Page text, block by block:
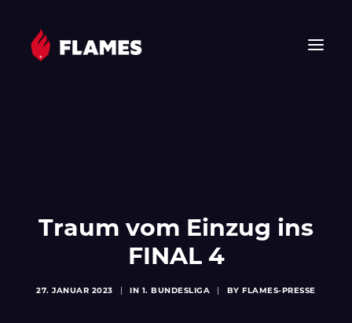
JUGEND
FAN-SHOP
Traum vom Einzug ins
FINAL 4
27. JANUAR 2023 IN 1. BUNDESLIGA BY FLAMES-PRESSE